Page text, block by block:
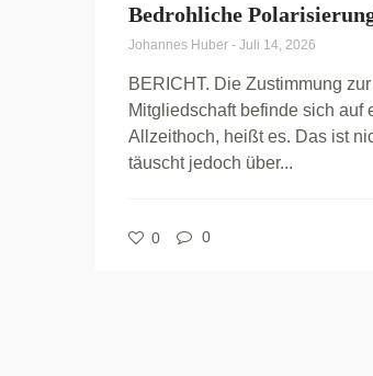
Bedrohliche
Johannes Huber - Juli 14, 2026
BERICHT. Die Zustimmung
Mitgliedschaft befinde sich auf
Allzeithoch, heißt es. Das ist
täuscht jedoch über...
0 0